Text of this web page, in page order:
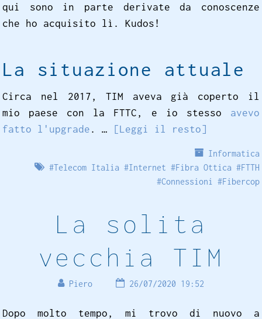
qui sono in parte derivate da conoscenze
che ho acquisito lì. Kudos!
La situazione attuale
Circa nel 2017, TIM aveva già coperto il
mio paese con la FTTC, e io stesso avevo
fatto l'upgrade . … [Leggi il resto]
Informatica
#Telecom Italia #Internet #Fibra Ottica #FTTH
#Connessioni #Fibercop
La solita
vecchia TIM
Piero 26/07/2020 19:52
Dopo molto tempo, mi trovo di nuovo a